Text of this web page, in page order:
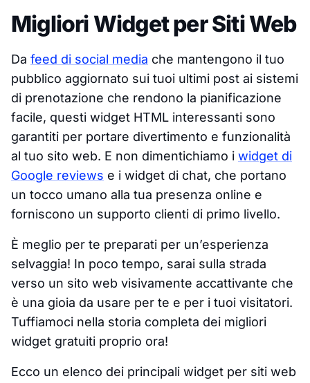
Migliori Widget per Siti Web
Da feed di social media che mantengono il tuo
pubblico aggiornato sui tuoi ultimi post ai sistemi
di prenotazione che rendono la pianificazione
facile, questi widget HTML interessanti sono
garantiti per portare divertimento e funzionalità
al tuo sito web. E non dimentichiamo i widget di
Google reviews e i widget di chat, che portano
un tocco umano alla tua presenza online e
forniscono un supporto clienti di primo livello.
È meglio per te preparati per un’esperienza
selvaggia! In poco tempo, sarai sulla strada
verso un sito web visivamente accattivante che
è una gioia da usare per te e per i tuoi visitatori.
Tuffiamoci nella storia completa dei migliori
widget gratuiti proprio ora!
Ecco un elenco dei principali widget per siti web